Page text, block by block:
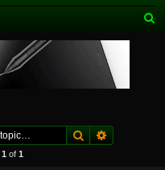
SearchAdvanced
1 of 1